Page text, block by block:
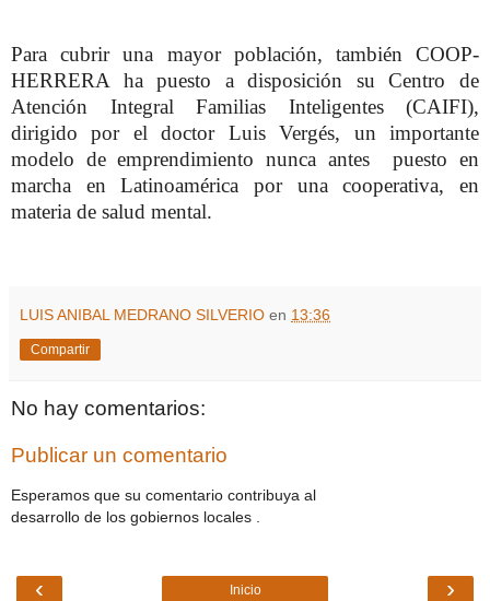
Para cubrir una mayor población, también COOP-
HERRERA ha puesto a disposición su Centro de
Atención Integral Familias Inteligentes (CAIFI),
dirigido por el doctor Luis Vergés, un importante
modelo de emprendimiento nunca antes puesto en
marcha en Latinoamérica por una cooperativa, en
materia de salud mental.
LUIS ANIBAL MEDRANO SILVERIO en 13:36
Compartir
No hay comentarios:
Publicar un comentario
Esperamos que su comentario contribuya al
desarrollo de los gobiernos locales .
‹ ›
Inicio